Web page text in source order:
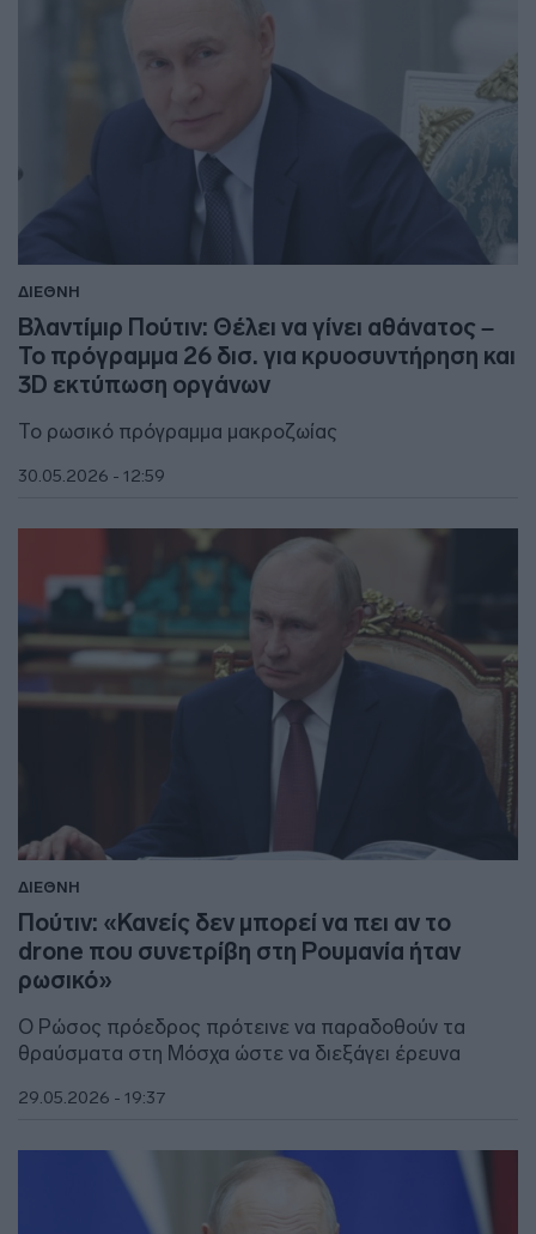
ΔΙΕΘΝΗ
Βλαντίμιρ Πούτιν: Θέλει να γίνει αθάνατος –
Το πρόγραμμα 26 δισ. για κρυοσυντήρηση και
3D εκτύπωση οργάνων
Το ρωσικό πρόγραμμα μακροζωίας
30.05.2026 - 12:59
ΔΙΕΘΝΗ
Πούτιν: «Κανείς δεν μπορεί να πει αν το
drone που συνετρίβη στη Ρουμανία ήταν
ρωσικό»
Ο Ρώσος πρόεδρος πρότεινε να παραδοθούν τα
θραύσματα στη Μόσχα ώστε να διεξάγει έρευνα
29.05.2026 - 19:37